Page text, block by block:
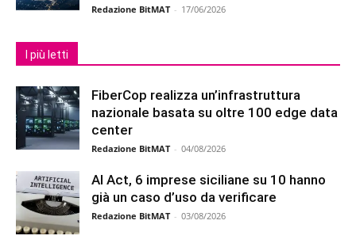
Redazione BitMAT - 17/06/2026
I più letti
FiberCop realizza un’infrastruttura
nazionale basata su oltre 100 edge data
center
Redazione BitMAT - 04/08/2026
AI Act, 6 imprese siciliane su 10 hanno
già un caso d’uso da verificare
Redazione BitMAT - 03/08/2026